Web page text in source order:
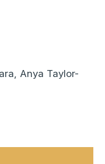
Anya Taylor-